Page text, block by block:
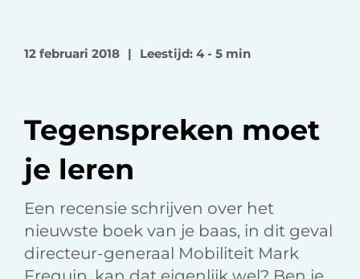
o
c
o
k
n
n
-
12 februari 2018 | Leestijd: 4 - 5 min
Tegenspreken moet
je leren
Een recensie schrijven over het
nieuwste boek van je baas, in dit geval
directeur-generaal Mobiliteit Mark